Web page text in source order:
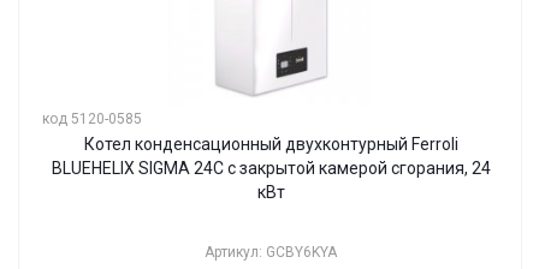
код 5120-0585
Котел конденсационный двухконтурный Ferroli
BLUEHELIX SIGMA 24C с закрытой камерой сгорания, 24
кВт
Артикул: GCBY6KYA